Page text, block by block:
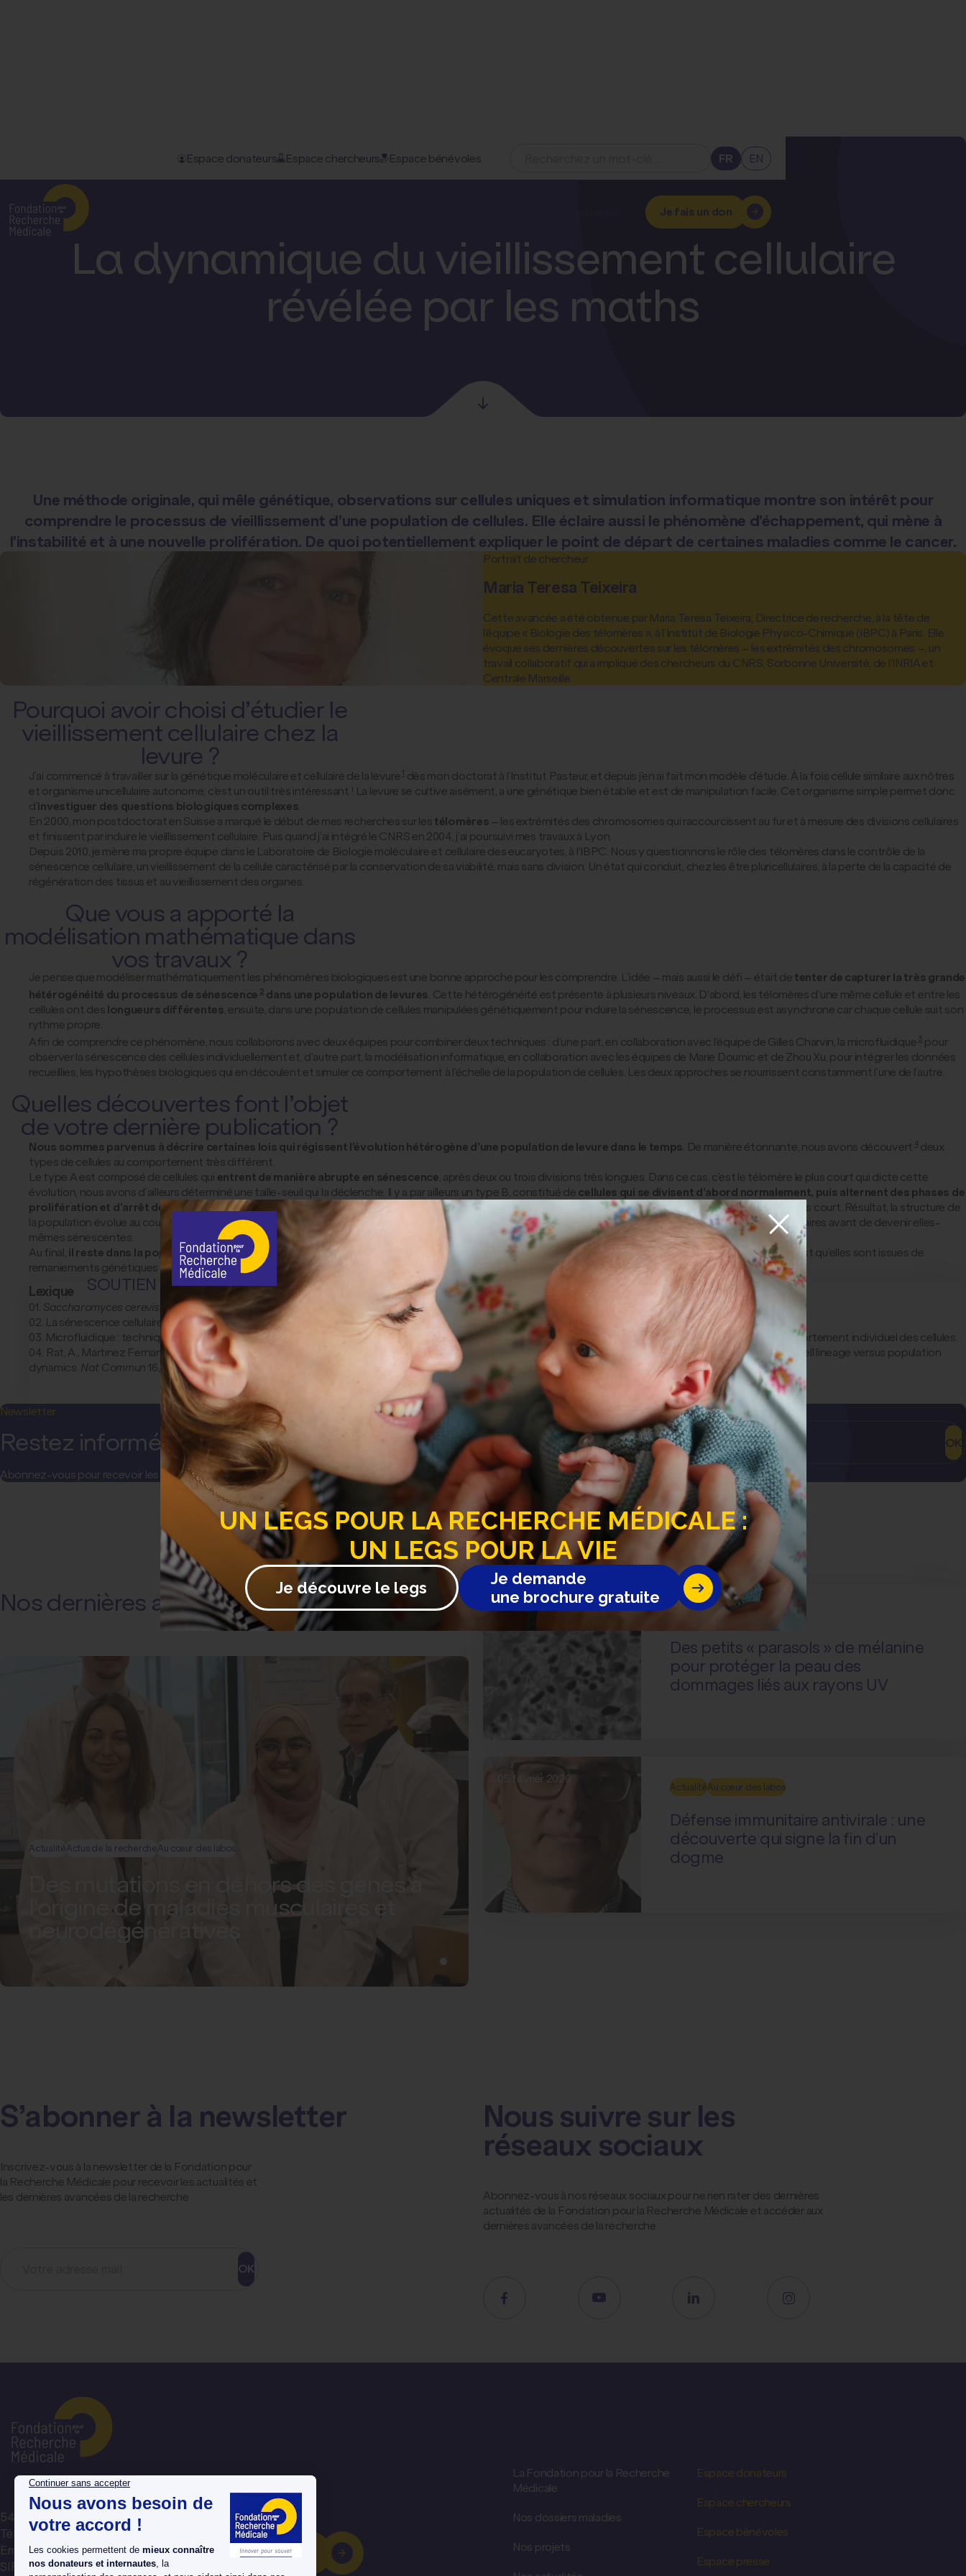
Espace donateurs Espace chercheurs Espace bénévoles FR EN
Je fais un don
La dynamique du vieillissement...
La dynamique du vieillissement cellulaire
révélée par les maths
Une méthode originale, qui mêle génétique, observations sur cellules uniques et simulation informatique montre son intérêt pour
comprendre le processus de vieillissement d’une population de cellules. Elle éclaire aussi le phénomène d’échappement, qui mène à
l’instabilité et à une nouvelle prolifération. De quoi potentiellement expliquer le point de départ de certaines maladies comme le cancer.
Portrait de chercheur
Maria Teresa Teixeira
Cette avancée a été obtenue par Maria Teresa Teixeira, Directrice de recherche, à la tête de
l’équipe « Biologie des télomères », à l’Institut de Biologie Physico-Chimique (IBPC) à Paris. Elle
évoque ses dernières découvertes sur les télomères – les extrémités des chromosomes –, un
travail collaboratif qui a impliqué des chercheurs du CNRS, Sorbonne Université, de l’INRIA et
Centrale Marseille.
Pourquoi avoir choisi d’étudier le
vieillissement cellulaire chez la
levure ?
J’ai commencé à travailler sur la génétique moléculaire et cellulaire de la levure 1 dès mon doctorat à l’Institut Pasteur, et depuis j’en ai fait mon modèle d’étude. À la fois cellule similaire aux nôtres
et organisme unicellulaire autonome, c’est un outil très intéressant ! La levure se cultive aisément, a une génétique bien établie et est de manipulation facile. Cet organisme simple permet donc
d’investiguer des questions biologiques complexes
En 2000, mon postdoctorat en Suisse a marqué le début de mes recherches sur les télomères – les extrémités des chromosomes qui raccourcissent au fur et à mesure des divisions cellulaires
et finissent par induire le vieillissement cellulaire. Puis quand j’ai intégré le CNRS en 2004, j’ai poursuivi mes travaux à Lyon.
Depuis 2010, je mène ma propre équipe dans le Laboratoire de Biologie moléculaire et cellulaire des eucaryotes, à l’IBPC. Nous y questionnons le rôle des télomères dans le contrôle de la
sénescence cellulaire, un vieillissement de la cellule caractérisé par la conservation de sa viabilité, mais sans division. Un état qui conduit, chez les être pluricellulaires, à la perte de la capacité de
régénération des tissus et au vieillissement des organes.
Que vous a apporté la
modélisation mathématique dans
vos travaux ?
Je pense que modéliser mathématiquement les phénomènes biologiques est une bonne approche pour les comprendre. L’idée – mais aussi le défi – était de tenter de capturer la très grande
hétérogénéité du processus de sénescence 2 dans une population de levures . Cette hétérogénéité est présente à plusieurs niveaux. D’abord, les télomères d’une même cellule et entre les
cellules ont des longueurs différentes , ensuite, dans une population de cellules manipulées génétiquement pour induire la sénescence, le processus est asynchrone car chaque cellule suit son
rythme propre.
Afin de comprendre ce phénomène, nous collaborons avec deux équipes pour combiner deux techniques : d’une part, en collaboration avec l’équipe de Gilles Charvin, la microfluidique 3 pour
observer la sénescence des cellules individuellement et, d’autre part, la modélisation informatique, en collaboration avec les équipes de Marie Doumic et de Zhou Xu, pour intégrer les données
recueillies, les hypothèses biologiques qui en découlent et simuler ce comportement à l’échelle de la population de cellules. Les deux approches se nourrissent constamment l’une de l’autre.
Quelles découvertes font l’objet
de votre dernière publication ?
Nous sommes parvenus à décrire certaines lois qui régissent l’évolution hétérogène d’une population de levure dans le temps . De manière étonnante, nous avons découvert 4deux
types de cellules au comportement très différent.
Le type A est composé de cellules qui entrent de manière abrupte en sénescence , après deux ou trois divisions très longues. Dans ce cas, c’est le télomère le plus court qui dicte cette
évolution, nous avons d’ailleurs déterminé une taille-seuil qui la déclenche. Il y a par ailleurs un type B, constitué de cellules qui se divisent d’abord normalement, puis alternent des phases de
prolifération et d’arrêt de la division
avant d’entrer en sénescence de manière très hétérogène, sans lien apparent avec la taille du télomère initialement le plus court. Résultat, la structure de
la population évolue au cours du temps : il y a d’abord une sélection des cellules de types A, puis avec leur entrée en sénescence, les types B deviennent majoritaires avant de devenir elles-
mêmes sénescentes.
Au final, il reste dans la population des cellules « survivantes » à la sénescence
, capables de proliférer et qui prennent le dessus ensuite. Notre hypothèse est qu’elles sont issues de
remaniements génétiques ayant lieu au cours des phases successives de division et d’arrêt du type B, une période de plus grande instabilité.
SOUTIEN FRM 343 982 Financement FRM en 2020
Lexique
Saccharomyces cerevisiae, la levure de boulanger
La sénescence cellulaire est un processus assimilé au vieillissement qui entraîne une modification du fonctionnement de la cellule et un arrêt de ses divisions
Microfluidique : technique qui utilise un circuit miniature fait de cavités contenant chacune une seule cellule et qui permet d’observer au microscope le comportement individuel des cellules.
Rat, A., Martinez Fernandez, V., Doumic, M., Teixeira M.T. & Xu Z. Mathematical model linking telomeres to senescence in
Saccharomyces cerevisiae
reveals cell lineage versus population
dynamics. Nat Commun 16, 1024 (2025).Lien DOI
Newsletter
Restez informé(e) !
Abonnez-vous pour recevoir les actualités et communications de la FRM, les projets et découvertes sur toutes les maladies…
OK
Nos dernières actualités
Des mutations en dehors des gènes à
l'origine de maladies musculaires et
neurodégénératives
ActualitéActus de la rechercheAu cœur des labos
Des petits « parasols » de mélanine
pour protéger la peau des
dommages liés aux rayons UV
Actualité Au cœur des labos
10 mars 2026
Défense immunitaire antivirale : une
découverte qui signe la fin d’un
dogme
ActualitéAu cœur des labos
05 février 2026
S’abonner à la newsletter
Inscrivez-vous à la newsletter de la Fondation pour
la Recherche Médicale pour recevoir les actualités et
les dernières avancées de la recherche
OK
Nous suivre sur les
réseaux sociaux
Abonnez-vous à nos réseaux sociaux pour ne rien rater des dernières
actualités de la Fondation pour la Recherche Médicale et accéder aux
dernières avancées de la recherche
54 rue de Varenne, 75007 Paris
Tél : 01 44 39 75 75
Email : avotreecoute@frm.org
SIREN : 784 314 064
Nous contacter par mail
La Fondation pour la Recherche
Médicale
Nos dossiers maladies
Nos projets
Espace donateurs
Espace chercheurs
Espace bénévoles
Espace presse
UN LEGSPOUR LA RECHERCHE MÉDICALE :
UN LEGS POUR LA VIE
Je découvre le legs
Je demande
une brochure gratuite